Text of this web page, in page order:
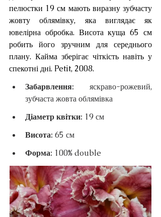
пелюстки 19 см мають виразну зубчасту
жовту облямівку, яка виглядає як
ювелірна обробка. Висота куща 65 см
робить його зручним для середнього
плану. Кайма зберігає чіткість навіть у
спекотні дні. Petit, 2008.
Забарвлення: яскраво-рожевий,
зубчаста жовта облямівка
Діаметр квітки: 19 см
Висота: 65 см
Форма: 100% double